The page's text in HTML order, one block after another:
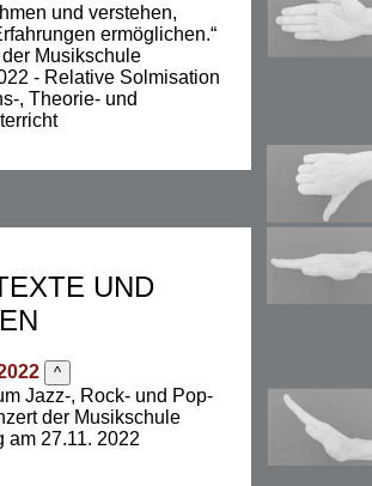
und verstehen,
ermöglichen.“
Musikschule
- Relative Solmisation
, Theorie- und
UND
^
Jazz-, Rock- und Pop-
der Musikschule
am 27.11. 2022